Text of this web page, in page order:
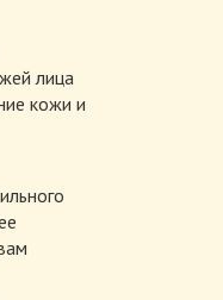
лица
кожи и